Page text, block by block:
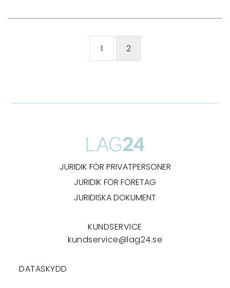
1 2
JURIDIK FÖR PRIVATPERSONER
JURIDIK FÖR FÖRETAG
JURIDISKA DOKUMENT
KUNDSERVICE
kundservice@lag24.se
DATASKYDD